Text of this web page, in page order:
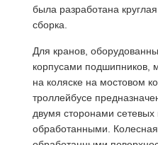
была разработана
сборка.
Для кранов,
корпусами подшипников,
на коляске на мостовом
троллейбусе
двумя сторонами сетевых
обработанными.